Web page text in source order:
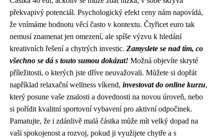
překvapivý potenciál. Psychologický efekt ceny nám napovídá,
že vnímáme hodnotu věcí často v kontextu. Čtyřicet euro tak
nemusí znamenat jen omezení, ale spíše výzvu k hledání
kreativních řešení a chytrých investic. Zamyslete se nad tím, co
všechno se dá s touto sumou dokázat! Možná objevíte skryté
příležitosti, o kterých jste dříve neuvažovali. Můžete si dopřát
například relaxační wellness víkend, investovat do online kurzu,
který posune vaše znalosti a dovednosti na novou úroveň, nebo
si pořídit kvalitní sportovní vybavení pro aktivní odpočinek.
Pamatujte, že i zdánlivě malá částka může mít velký dopad na
vaši spokojenost a rozvoj, pokud ji využijete chytře a s